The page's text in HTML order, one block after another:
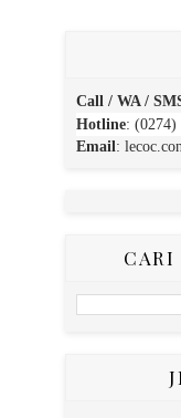
Call / WA /
Hotline: (0274)
Email:
CARI